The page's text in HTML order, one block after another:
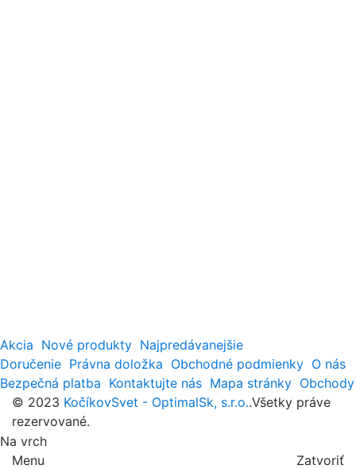
Akcia Nové produkty Najpredávanejšie
Doručenie Právna doložka Obchodné podmienky O nás
Bezpečná platba Kontaktujte nás Mapa stránky Obchody
© 2023 KočíkovSvet - OptimalSk, s.r.o..Všetky práve
rezervované.
Na vrch
Menu
Zatvoriť